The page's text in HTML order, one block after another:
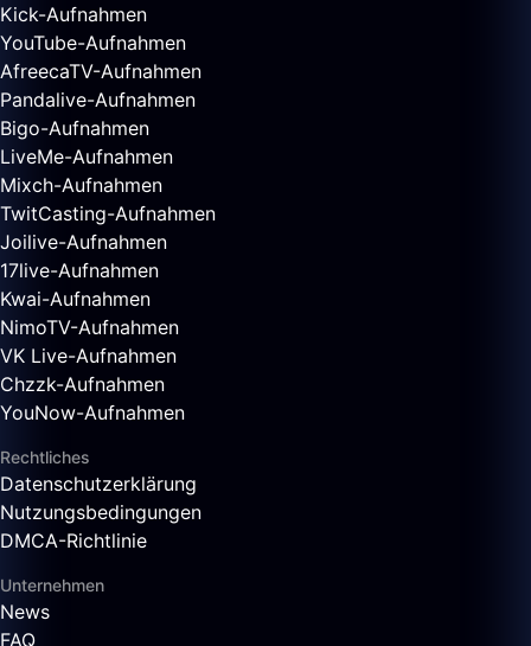
Kick-Aufnahmen
YouTube-Aufnahmen
AfreecaTV-Aufnahmen
Pandalive-Aufnahmen
Bigo-Aufnahmen
LiveMe-Aufnahmen
Mixch-Aufnahmen
TwitCasting-Aufnahmen
Joilive-Aufnahmen
17live-Aufnahmen
Kwai-Aufnahmen
NimoTV-Aufnahmen
VK Live-Aufnahmen
Chzzk-Aufnahmen
YouNow-Aufnahmen
Rechtliches
Datenschutzerklärung
Nutzungsbedingungen
DMCA-Richtlinie
Unternehmen
News
FAQ